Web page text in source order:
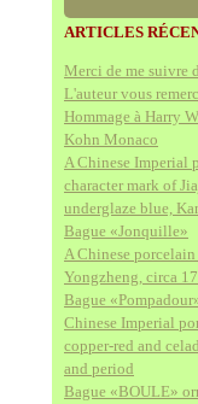
ARTICLES
Merci de me suivre
L'auteur vous
Hommage à Harry
Kohn Monaco
A Chinese Imperial
character mark of
underglaze blue,
Bague «Jonquille»
A Chinese
Yongzheng, circa
Bague
Chinese Imperial
copper-red and
and period
Bague «BOULE»